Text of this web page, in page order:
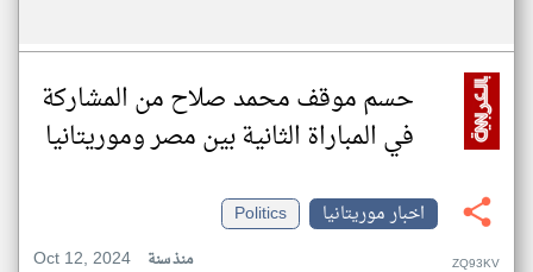
حسم موقف محمد صلاح من المشاركة
في المباراة الثانية بين مصر وموريتانيا
اخبار موريتانيا
Politics
Oct 12, 2024
منذ سنة ZQ93KV